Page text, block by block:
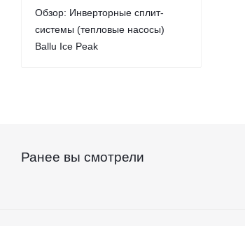
Обзор: Инверторные сплит-
системы (тепловые насосы)
Ballu Ice Peak
Ранее вы смотрели